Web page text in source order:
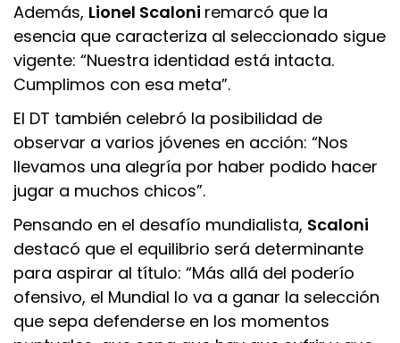
Además, Lionel Scaloni remarcó que la
esencia que caracteriza al seleccionado sigue
vigente: “Nuestra identidad está intacta.
Cumplimos con esa meta”.
El DT también celebró la posibilidad de
observar a varios jóvenes en acción: “Nos
llevamos una alegría por haber podido hacer
jugar a muchos chicos”.
Pensando en el desafío mundialista, Scaloni
destacó que el equilibrio será determinante
para aspirar al título: “Más allá del poderío
ofensivo, el Mundial lo va a ganar la selección
que sepa defenderse en los momentos